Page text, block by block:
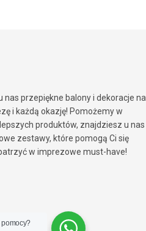
nas przepiękne balony i dekoracje na
i każdą okazję! Pomożemy w
produktów, znajdziesz u nas
zestawy, które pomogą Ci się
w imprezowe must-have!
pomocy?